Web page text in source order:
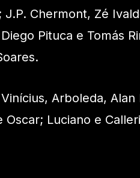
J.P. Chermont, Zé
Pituca e Tomás
Arboleda, Alan
Oscar; Luciano e